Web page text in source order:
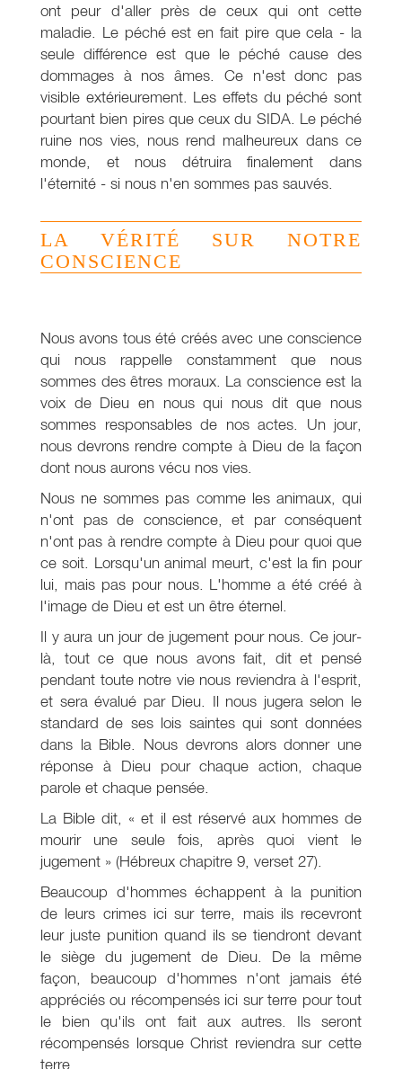
ont peur d'aller près de ceux qui ont cette
maladie. Le péché est en fait pire que cela - la
seule différence est que le péché cause des
dommages à nos âmes. Ce n'est donc pas
visible extérieurement. Les effets du péché sont
pourtant bien pires que ceux du SIDA. Le péché
ruine nos vies, nous rend malheureux dans ce
monde, et nous détruira finalement dans
l'éternité - si nous n'en sommes pas sauvés.
LA VÉRITÉ SUR NOTRE
CONSCIENCE
Nous avons tous été créés avec une conscience
qui nous rappelle constamment que nous
sommes des êtres moraux. La conscience est la
voix de Dieu en nous qui nous dit que nous
sommes responsables de nos actes. Un jour,
nous devrons rendre compte à Dieu de la façon
dont nous aurons vécu nos vies.
Nous ne sommes pas comme les animaux, qui
n'ont pas de conscience, et par conséquent
n'ont pas à rendre compte à Dieu pour quoi que
ce soit. Lorsqu'un animal meurt, c'est la fin pour
lui, mais pas pour nous. L'homme a été créé à
l'image de Dieu et est un être éternel.
Il y aura un jour de jugement pour nous. Ce jour-
là, tout ce que nous avons fait, dit et pensé
pendant toute notre vie nous reviendra à l'esprit,
et sera évalué par Dieu. Il nous jugera selon le
standard de ses lois saintes qui sont données
dans la Bible. Nous devrons alors donner une
réponse à Dieu pour chaque action, chaque
parole et chaque pensée.
La Bible dit, « et il est réservé aux hommes de
mourir une seule fois, après quoi vient le
jugement » (Hébreux chapitre 9, verset 27).
Beaucoup d'hommes échappent à la punition
de leurs crimes ici sur terre, mais ils recevront
leur juste punition quand ils se tiendront devant
le siège du jugement de Dieu. De la même
façon, beaucoup d'hommes n'ont jamais été
appréciés ou récompensés ici sur terre pour tout
le bien qu'ils ont fait aux autres. Ils seront
récompensés lorsque Christ reviendra sur cette
terre.